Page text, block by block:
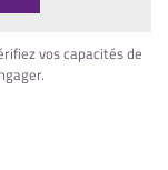
vos capacités de